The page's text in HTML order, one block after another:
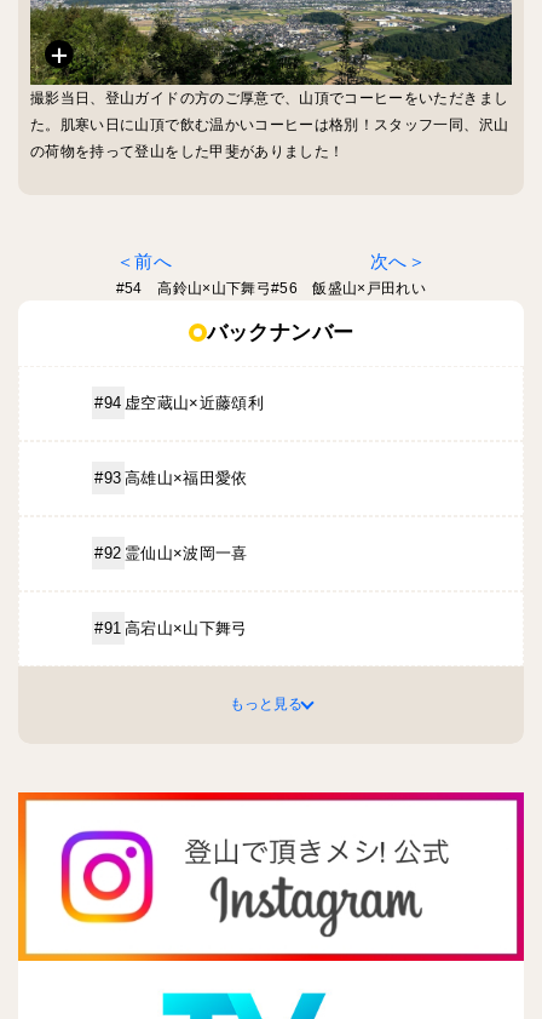
撮影当日、登山ガイドの方のご厚意で、山頂でコーヒーをいただきまし
た。肌寒い日に山頂で飲む温かいコーヒーは格別！スタッフ一同、沢山
の荷物を持って登山をした甲斐がありました！
前へ
#54 高鈴山×山下舞弓#56 飯盛山×戸田れい
次へ
バックナンバー
#94 虚空蔵山×近藤頌利
#93 高雄山×福田愛依
#92 霊仙山×波岡一喜
#91 高宕山×山下舞弓
もっと見る